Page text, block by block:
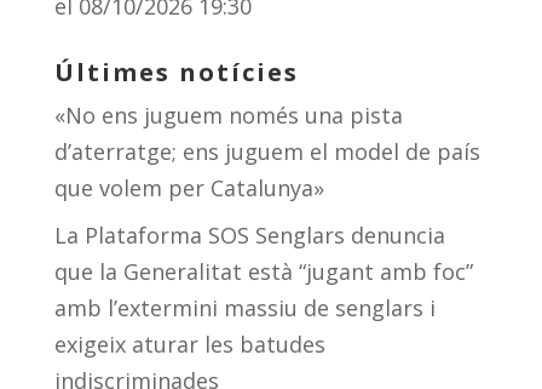
el 08/10/2026 19:30
Últimes notícies
«No ens juguem només una pista
d’aterratge; ens juguem el model de país
que volem per Catalunya»
La Plataforma SOS Senglars denuncia
que la Generalitat està “jugant amb foc”
amb l’extermini massiu de senglars i
exigeix aturar les batudes
indiscriminades